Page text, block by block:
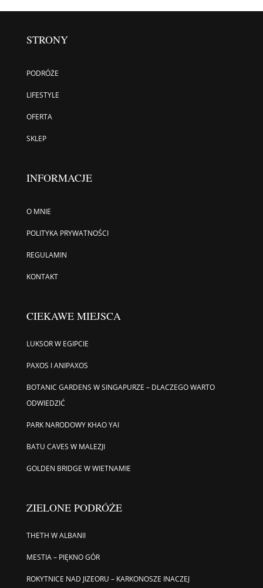
STRONY
PODRÓŻE
LIFESTYLE
OFERTA
SKLEP
INFORMACJE
O MNIE
POLITYKA PRYWATNOŚCI
REGULAMIN
KONTAKT
CIEKAWE MIEJSCA
LUKSOR W EGIPCIE
PAXOS I ANIPAXOS
BOTANIC GARDENS W SINGAPURZE – DLACZEGO WARTO
ODWIEDZIĆ
PARK NARODOWY KHAO YAI
BATU CAVES W MALEZJI
GOLDEN BRIDGE W WIETNAMIE
ZIELONE PODRÓŻE
THETH W ALBANII
MESTIA – PIĘKNO GÓR
ROKYTNICE NAD JIZEORU – KARKONOSZE INACZEJ